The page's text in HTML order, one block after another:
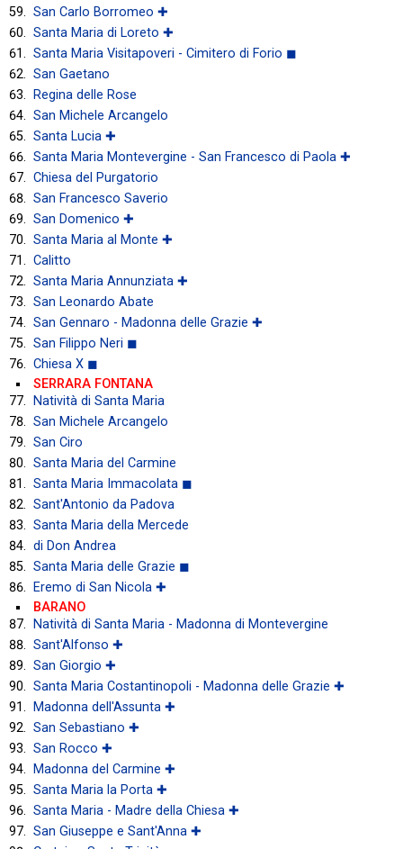
San Carlo Borromeo ✚
Santa Maria di Loreto ✚
Santa Maria Visitapoveri - Cimitero di Forio ◼
San Gaetano
Regina delle Rose
San Michele Arcangelo
Santa Lucia ✚
Santa Maria Montevergine - San Francesco di Paola ✚
Chiesa del Purgatorio
San Francesco Saverio
San Domenico ✚
Santa Maria al Monte ✚
Calitto
Santa Maria Annunziata ✚
San Leonardo Abate
San Gennaro - Madonna delle Grazie ✚
San Filippo Neri ◼
Chiesa X ◼
SERRARA FONTANA
Natività di Santa Maria
San Michele Arcangelo
San Ciro
Santa Maria del Carmine
Santa Maria Immacolata ◼
Sant'Antonio da Padova
Santa Maria della Mercede
di Don Andrea
Santa Maria delle Grazie ◼
Eremo di San Nicola ✚
BARANO
Natività di Santa Maria - Madonna di Montevergine
Sant'Alfonso ✚
San Giorgio ✚
Santa Maria Costantinopoli - Madonna delle Grazie ✚
Madonna dell'Assunta ✚
San Sebastiano ✚
San Rocco ✚
Madonna del Carmine ✚
Santa Maria la Porta ✚
Santa Maria - Madre della Chiesa ✚
San Giuseppe e Sant'Anna ✚